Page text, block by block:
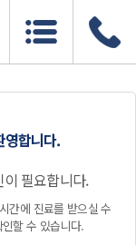
영합니다.
필요합니다.
간에 진료를 받으실 수
할 수 있습니다.